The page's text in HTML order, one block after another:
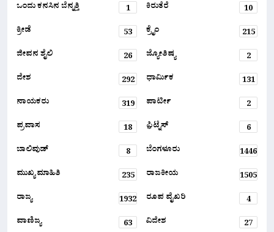
ಒಂದು ಕನಸಿನ ಬೆನ್ನತ್ತಿ
1 ಕಿರುತೆರೆ
10
ಕ್ರೀಡೆ
53 ಕ್ರೈಂ
215
ಜೀವನ ಶೈಲಿ
26 ಜ್ಯೋತಿಷ್ಯ
2
ದೇಶ
292 ಧಾರ್ಮಿಕ
131
ನಾಯಕರು
319 ಪಾರ್ಟೀ
2
ಪ್ರವಾಸ
18 ಫ಼ಿಟ್ನೆಸ್
6
ಬಾಲಿವುಡ್
8 ಬೆಂಗಳೂರು
1446
ಮುಖ್ಯ ಮಾಹಿತಿ
235 ರಾಜಕೀಯ
1505
ರಾಜ್ಯ
1932 ರೂಪ ವೈಖರಿ
4
ವಾಣಿಜ್ಯ
63 ವಿದೇಶ
27